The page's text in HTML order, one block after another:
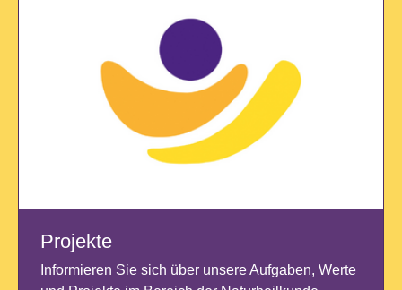
Projekte
Informieren Sie sich über unsere Aufgaben, Werte